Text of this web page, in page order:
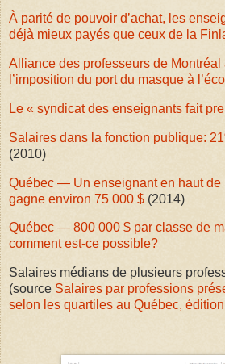
À parité de pouvoir d’achat, les
déjà mieux payés que ceux de la
Alliance des professeurs de Montréal
l’imposition du port du masque à
Le « syndicat des enseignants fait
Salaires dans la fonction publique:
(2010)
Québec — Un enseignant en haut
gagne environ 75 000 $ (2014)
Québec — 800 000 $ par classe de
comment est-ce possible?
Salaires médians de plusieurs
(source Salaires par professions
selon les quartiles au Québec,